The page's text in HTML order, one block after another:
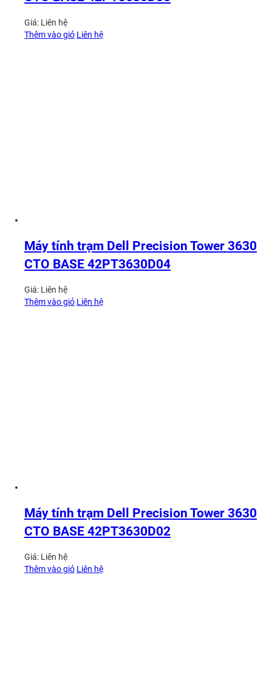
Giá: Liên hệ
Thêm vào giỏ Liên hệ
Máy tính trạm Dell Precision Tower 3630
CTO BASE 42PT3630D04
Giá: Liên hệ
Thêm vào giỏ Liên hệ
Máy tính trạm Dell Precision Tower 3630
CTO BASE 42PT3630D02
Giá: Liên hệ
Thêm vào giỏ Liên hệ